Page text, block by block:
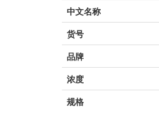
中文名称
货号
品牌
浓度
规格